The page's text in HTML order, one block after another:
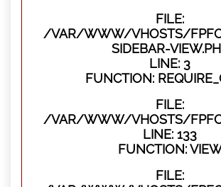
FILE:
/VAR/WWW/VHOSTS/
SIDEBAR-
LINE: 3
FUNCTION:
FILE:
/VAR/WWW/VHOSTS/
LINE: 133
FUNCTION:
FILE: